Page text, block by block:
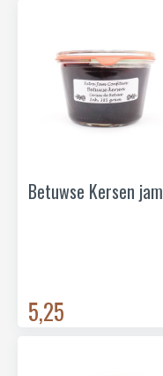
Betuwse Kersen jam
5,25